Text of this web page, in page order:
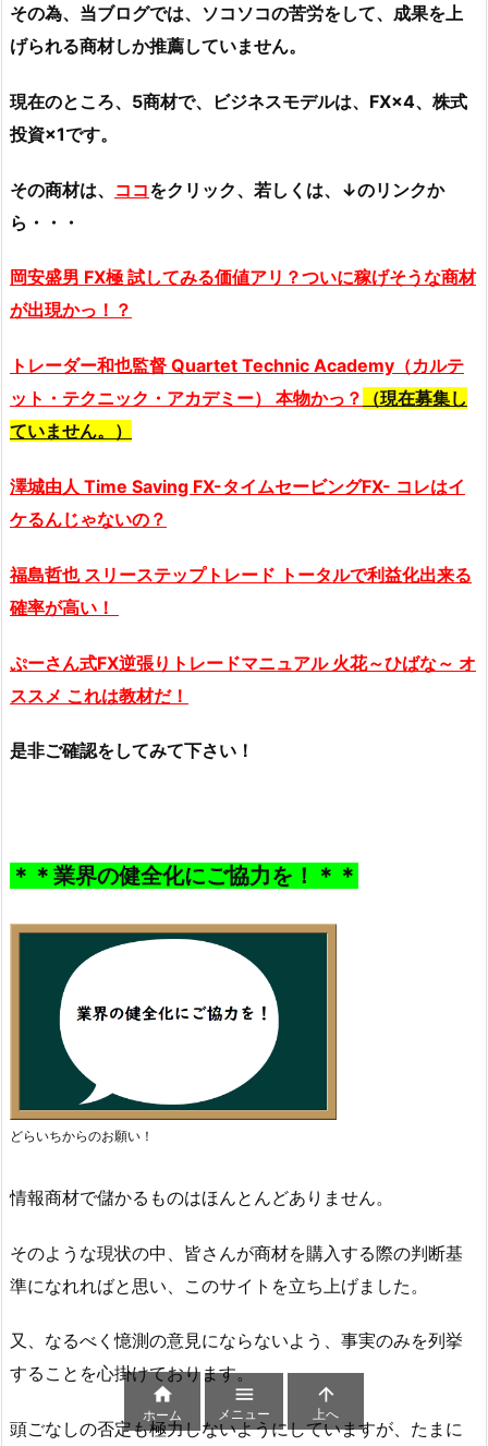
その為、当ブログでは、ソコソコの苦労をして、成果を上
げられる商材しか推薦していません。
現在のところ、5商材で、ビジネスモデルは、FX×4、株式
投資×1です。
その商材は、 ココをクリック、若しくは、↓のリンクか
ら・・・
岡安盛男 FX極 試してみる価値アリ？ついに稼げそうな商材
が出現かっ！？
トレーダー和也監督 Quartet Technic Academy（カルテ
ット・テクニック・アカデミー） 本物かっ？
（現在募集し
ていません。）
澤城由人 Time Saving FX-タイムセービングFX- コレはイ
ケるんじゃないの？
福島哲也 スリーステップトレード トータルで利益化出来る
確率が高い！
ぷーさん式FX逆張りトレードマニュアル 火花～ひばな～ オ
ススメ これは教材だ！
是非ご確認をしてみて下さい！
＊＊業界の健全化にご協力を！＊＊
どらいちからのお願い！
情報商材で儲かるものはほんとんどありません。
そのような現状の中、皆さんが商材を購入する際の判断基
準になれればと思い、このサイトを立ち上げました。
又、なるべく憶測の意見にならないよう、事実のみを列挙
することを心掛けております。
頭ごなしの否定も極力しないようにしていますが、たまに

ホーム

メニュー

上へ